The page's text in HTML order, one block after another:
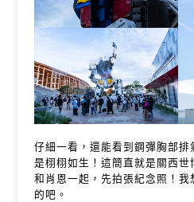
仔細一看，還能看到鋼彈胸部
是栩栩如生！這簡直就是關西
和肖恩一起，先拍張紀念照！
的吧。